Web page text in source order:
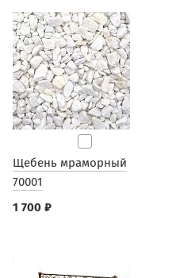
Щебень мраморный
70001
1 700 ₽